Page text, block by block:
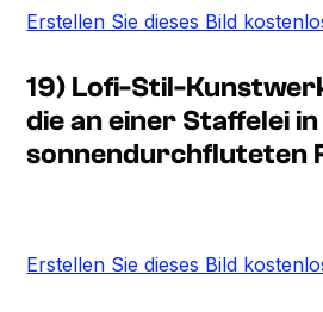
Erstellen Sie dieses Bild
19) Lofi-Stil-
die an einer Staffelei
sonnendurchfluteten
Erstellen Sie dieses Bild